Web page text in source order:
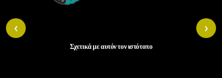
Σχετικά με αυτόν τον ιστότοπο
‹ ›